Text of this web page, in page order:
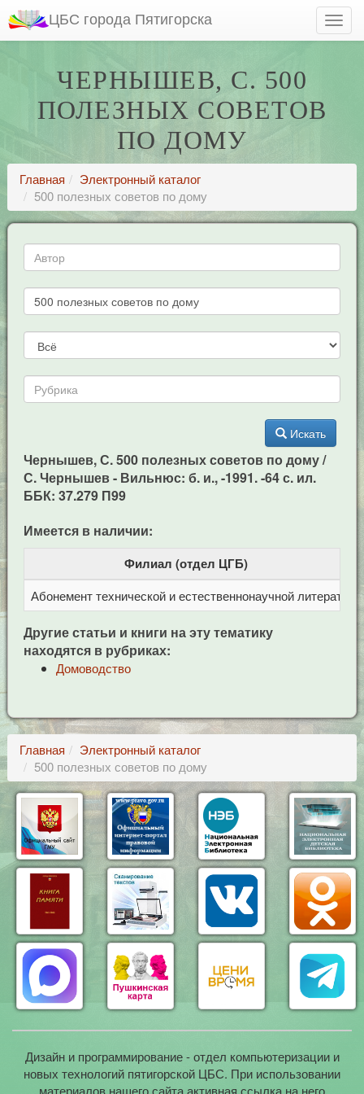
ЦБС города Пятигорска
ЧЕРНЫШЕВ, С. 500
ПОЛЕЗНЫХ СОВЕТОВ
ПО ДОМУ
Главная
Электронный каталог
500 полезных советов по дому
Искать
Чернышев, С. 500 полезных советов по дому /
С. Чернышев - Вильнюс: б. и., -1991. -64 с. ил.
ББК: 37.279 П99
Имеется в наличии:
Филиал (отдел ЦГБ)
Абонемент технической и естественнонаучной литерат
Другие статьи и книги на эту тематику
находятся в рубриках:
Домоводство
Главная
Электронный каталог
500 полезных советов по дому
Дизайн и программирование - отдел компьютеризации и
новых технологий пятигорской ЦБС. При использовании